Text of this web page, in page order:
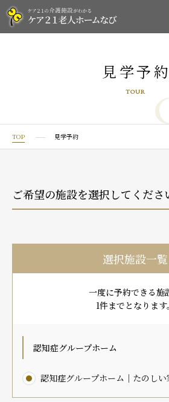
見学予約
有料老人ホームTOP
プレザングラン
プレザンメゾン
有料老人ホームとは
グループホーム
たのしい家
認知症対応型グループホーム
認知症のおはなし
小規模多機能型居宅介護TOP
たのしい家
小規模多機能型居宅介護とは
0120-944
見学予約
TOUR
TOP 見学予約
ご希望の施設を選択してくださ
選択施設一覧
一度に予約できる施
1件までとなります。
認知症グループホーム
認知症グループホーム｜たのしい